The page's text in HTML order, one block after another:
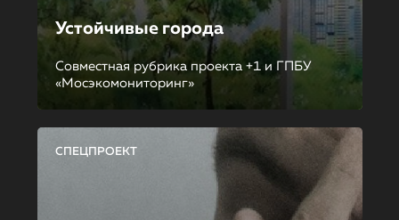
Устойчивые города
Совместная рубрика проекта +1 и ГПБУ
«Мосэкомониторинг»
СПЕЦПРОЕКТ